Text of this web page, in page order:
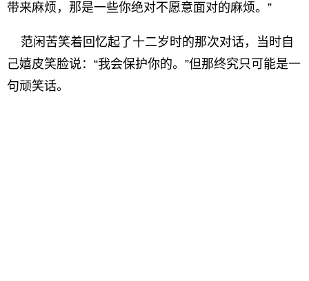
带来麻烦，那是一些你绝对不愿意面对的麻烦。”
范闲苦笑着回忆起了十二岁时的那次对话，当时自
己嬉皮笑脸说：“我会保护你的。”但那终究只可能是一
句顽笑话。